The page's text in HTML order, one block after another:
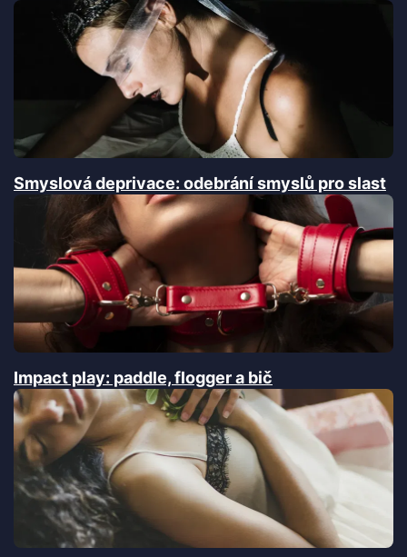
Smyslová deprivace: odebrání smyslů pro slast
Impact play: paddle, flogger a bič